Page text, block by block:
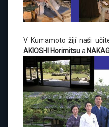
V Kumamoto žijí naši
AKIOSHI Horimitsua